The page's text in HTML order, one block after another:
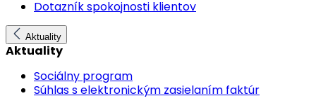
Dotazník spokojnosti klientov
Aktuality
Aktuality
Sociálny program
Súhlas s elektronickým zasielaním faktúr